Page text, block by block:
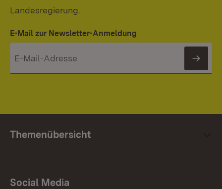
Landesregierung.
E-Mail zur Newsletter-Anmeldung
Themenübersicht
Social Media